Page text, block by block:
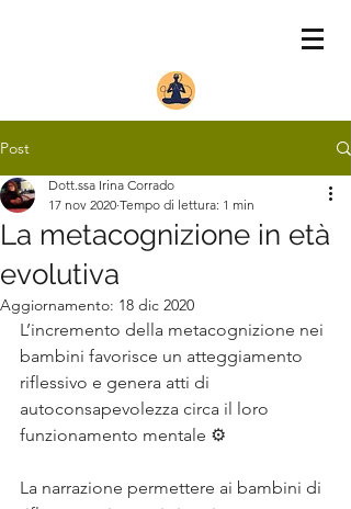
Post
La metacognizione in età
evolutiva
Dott.ssa Irina Corrado
17 nov 2020 Tempo di lettura: 1 min
Aggiornamento: 18 dic 2020
L’incremento della metacognizione nei
bambini favorisce un atteggiamento
riflessivo e genera atti di
autoconsapevolezza circa il loro
funzionamento mentale ⚙️
La narrazione permettere ai bambini di